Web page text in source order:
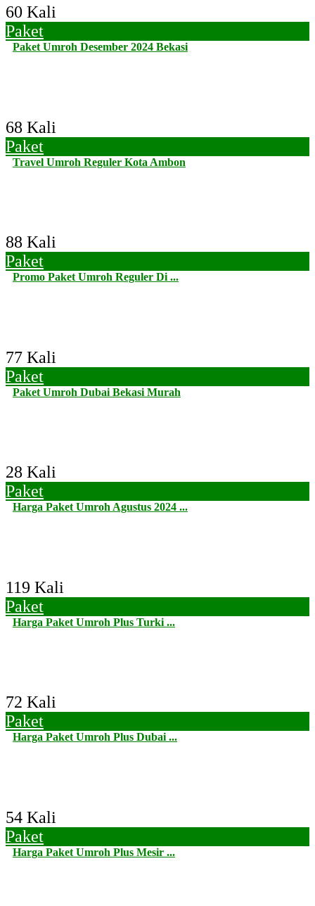
60 Kali
Paket
Paket Umroh Desember 2024 Bekasi
68 Kali
Paket
Travel Umroh Reguler Kota Ambon
88 Kali
Paket
Promo Paket Umroh Reguler Di ...
77 Kali
Paket
Paket Umroh Dubai Bekasi Murah
28 Kali
Paket
Harga Paket Umroh Agustus 2024 ...
119 Kali
Paket
Harga Paket Umroh Plus Turki ...
72 Kali
Paket
Harga Paket Umroh Plus Dubai ...
54 Kali
Paket
Harga Paket Umroh Plus Mesir ...